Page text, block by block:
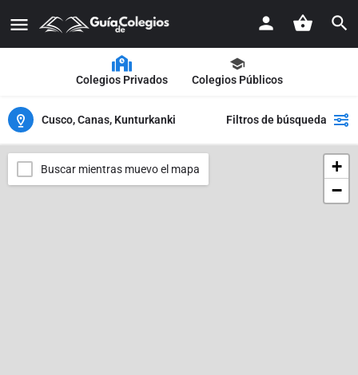
Colegios Privados Colegios Públicos
Cusco, Canas, Kunturkanki Filtros de búsqueda
+
−
Buscar mientras muevo el mapa